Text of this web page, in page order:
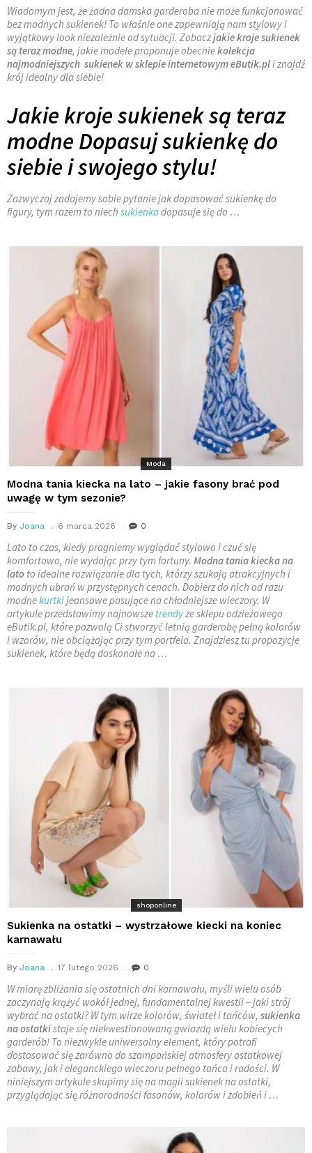
Wiadomym jest, że żadna damska garderoba nie może funkcjonować
bez modnych sukienek! To właśnie one zapewniają nam stylowy i
wyjątkowy look niezależnie od sytuacji. Zobaczjakie kroje sukienek
są teraz modne, jakie modele proponuje obecniekolekcja
najmodniejszych sukienek w sklepie internetowymeButik.pli znajdź
krój idealny dla siebie!
Jakie kroje sukienek są teraz
modne Dopasuj sukienkę do
siebie i swojego stylu!
Zazwyczaj zadajemy sobie pytanie jak dopasować sukienkę do
figury, tym razem to niech sukienkadopasuje się do …
Moda
Modna tania kiecka na lato – jakie fasony brać pod
uwagę w tym sezonie?
By Joana 6 marca 2026 0
Lato to czas, kiedy pragniemy wyglądać stylowo i czuć się
komfortowo, nie wydając przy tym fortuny. Modna tania kiecka na
lato to idealne rozwiązanie dla tych, którzy szukają atrakcyjnych i
modnych ubrań w przystępnych cenach. Dobierz do nich od razu
modnekurtkijeansowe pasujące na chłodniejsze wieczory. W
artykule przedstawimy najnowsze trendyze sklepu odzieżowego
eButik.pl, które pozwolą Ci stworzyć letnią garderobę pełną kolorów
i wzorów, nie obciążając przy tym portfela. Znajdziesz tu propozycje
sukienek, które będą doskonałe na …
shoponline
Sukienka na ostatki – wystrzałowe kiecki na koniec
karnawału
By Joana 17 lutego 2026 0
W miarę zbliżania się ostatnich dni karnawału, myśli wielu osób
zaczynają krążyć wokół jednej, fundamentalnej kwestii – jaki strój
wybrać na ostatki? W tym wirze kolorów, świateł i tańców, sukienka
na ostatkistaje się niekwestionowaną gwiazdą wielu kobiecych
garderób! To niezwykle uniwersalny element, który potrafi
dostosować się zarówno do szampańskiej atmosfery ostatkowej
zabawy, jak i eleganckiego wieczoru pełnego tańca i radości. W
niniejszym artykule skupimy się na magii sukienek na ostatki,
przyglądając się różnorodności fasonów, kolorów i zdobień i …